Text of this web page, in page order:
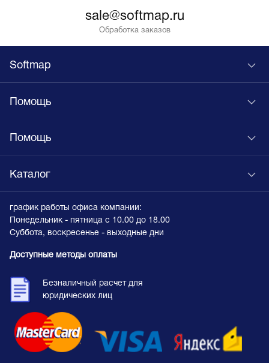
sale@softmap.ru
Обработка заказов
Softmap
Помощь
Помощь
Каталог
график работы офиса компании:
Понедельник - пятница с 10.00 до 18.00
Суббота, воскресенье - выходные дни
Доступные методы оплаты
Безналичный расчет для
юридических лиц